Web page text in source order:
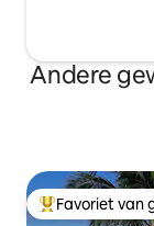
Andere
Topfavoriet
Favoriet van